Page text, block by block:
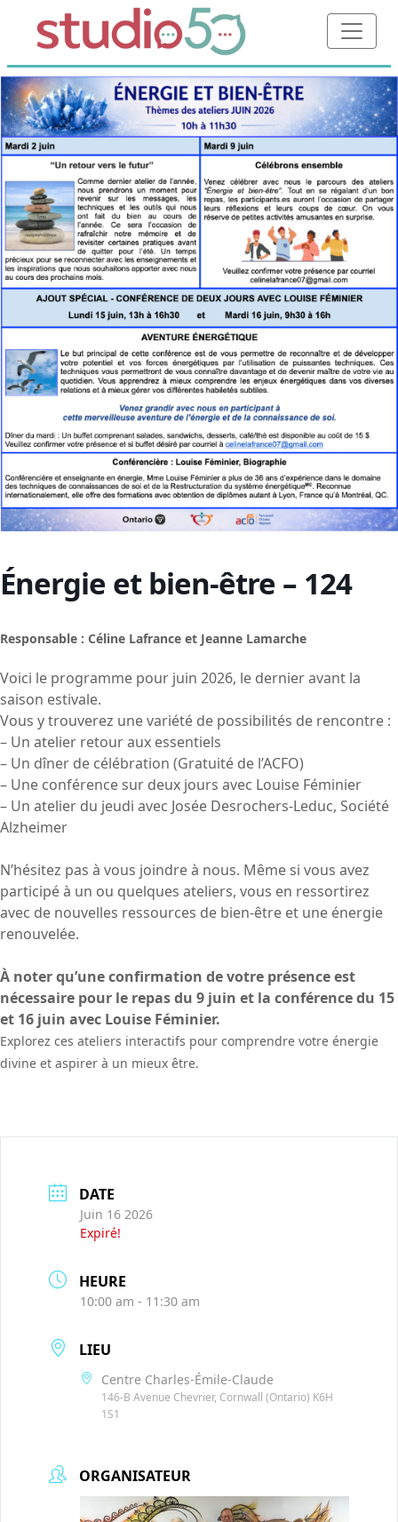
Énergie et bien-être – 124
Responsable : Céline Lafrance et Jeanne Lamarche
Voici le programme pour juin 2026, le dernier avant la
saison estivale.
Vous y trouverez une variété de possibilités de rencontre :
– Un atelier retour aux essentiels
– Un dîner de célébration (Gratuité de l’ACFO)
– Une conférence sur deux jours avec Louise Féminier
– Un atelier du jeudi avec Josée Desrochers-Leduc, Société
Alzheimer
N’hésitez pas à vous joindre à nous. Même si vous avez
participé à un ou quelques ateliers, vous en ressortirez
avec de nouvelles ressources de bien-être et une énergie
renouvelée.
À noter qu’une confirmation de votre présence est
nécessaire pour le repas du 9 juin et la conférence du 15
et 16 juin avec Louise Féminier.
Explorez ces ateliers interactifs pour comprendre votre énergie
divine et aspirer à un mieux être.
DATE
Juin 16 2026
Expiré!
HEURE
10:00 am - 11:30 am
LIEU
Centre Charles-Émile-Claude
146-B Avenue Chevrier, Cornwall (Ontario) K6H
1S1
ORGANISATEUR